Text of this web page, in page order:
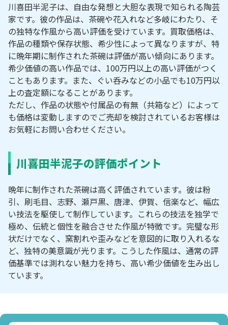
川喜田半泥子は、自由な発想と大胆な表現で知られる陶芸
家です。彼の作品は、茶碗や花入れなど多岐にわたり、そ
の独特な作風から高い評価を受けています。買取価格は、
作品の種類や保存状態、希少性によって異なりますが、特
に晩年期に制作された茶碗は評価が高い傾向にあります。
希少価値の高い作品では、100万円以上の高い評価がつく
こともあります。また、ぐい呑みなどの小品でも10万円以
上の査定額になることがあります。
ただし、作品の状態や付属品の有無（共箱など）によって
も価格は変動しますのでご売却を検討されているお客様は
お気軽にお問い合わせください。
川喜田半泥子の評価ポイント
晩年に制作された茶碗は高く評価されています。彼は粉
引、刷毛目、志野、瀬戸黒、唐津、伊賀、信楽など、幅広
い技法を駆使して制作しています。これらの技法を独学で
極め、伝統と個性を融合させた作風が特徴です。完璧な形
状だけでなく、窯割れや歪みなどを意図的に取り入れるな
ど、独特の美意識が光ります。こうした作風は、通常の評
価基準では測れない魅力を持ち、高い希少価値を生み出し
ています。